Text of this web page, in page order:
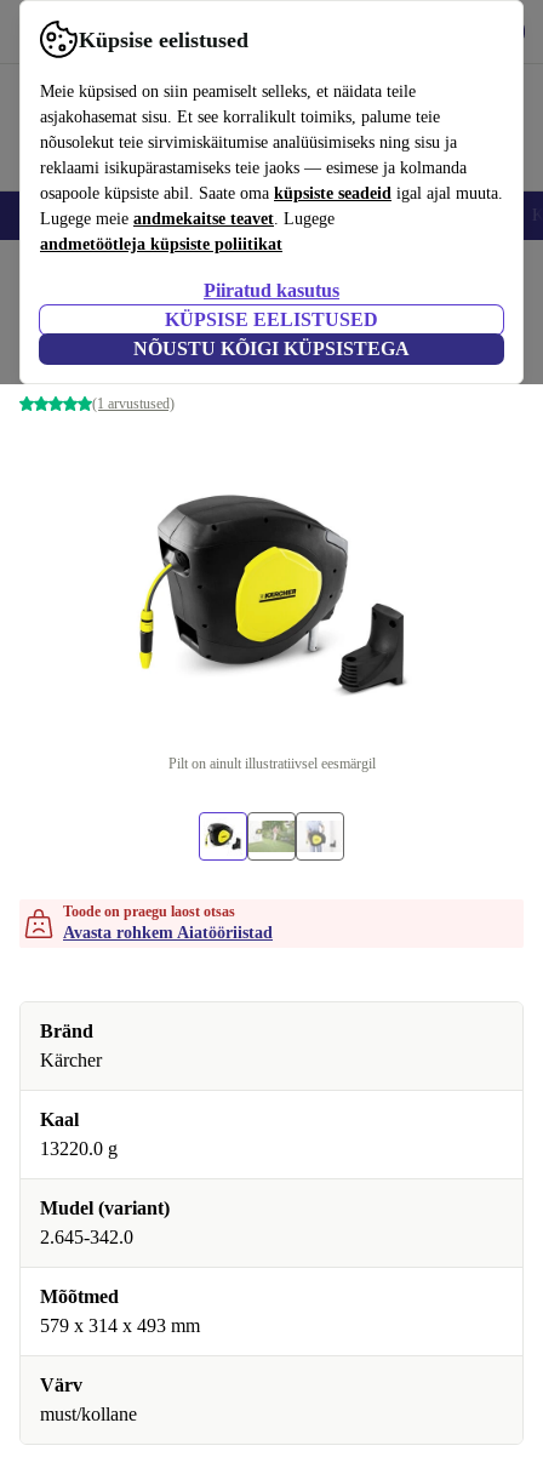
Küpsise eelistused
Meie küpsised on siin peamiselt selleks, et näidata teile
asjakohasemat sisu. Et see korralikult toimiks, palume teie
nõusolekut teie sirvimiskäitumise analüüsimiseks ning sisu ja
reklaami isikupärastamiseks teie jaoks — esimese ja kolmanda
osapoole küpsiste abil. Saate oma küpsiste seadeid igal ajal muuta.
Lugege meie andmekaitse teavet. Lugege
andmetöötleja küpsiste poliitikat
Piiratud kasutus
KÜPSISE EELISTUSED
NÕUSTU KÕIGI KÜPSISTEGA
Kasuta rakendust refurbed kiirelt ja lihtsalt
Nutitelefoni Sülearvutid Tahvelarvutid Nutikellad
Kärcher CR 5.335 automaatne voolikukast
must/kollane
(1 arvustused)
Pilt on ainult illustratiivsel eesmärgil
Toode on praegu laost otsas
Avasta rohkem Aiatööriistad
Bränd
Kärcher
Kaal
13220.0 g
Mudel (variant)
2.645-342.0
Mõõtmed
579 x 314 x 493 mm
Värv
must/kollane